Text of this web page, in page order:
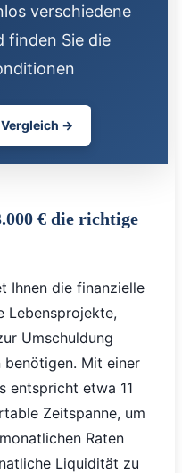
verschiedene
finden Sie die
→
€ die richtige
Ihnen die finanzielle
Lebensprojekte,
Umschuldung
benötigen. Mit einer
entspricht etwa 11
Zeitspanne, um
Raten
Liquidität zu